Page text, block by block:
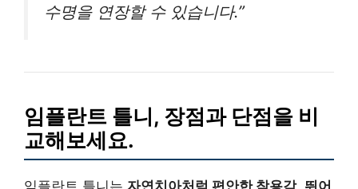
수명을 연장할 수 있습니다.”
임플란트 틀니, 장점과 단점을 비
교해보세요.
임플란트 틀니는 자연치아처럼 편안한 착용감, 뛰어